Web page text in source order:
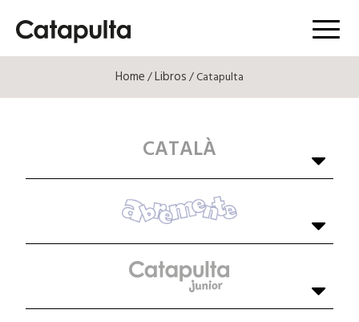
Menú
Home/Libros/ Catapulta
CATALÀ